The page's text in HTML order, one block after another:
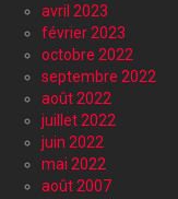
avril 2023
février 2023
octobre 2022
septembre 2022
août 2022
juillet 2022
juin 2022
mai 2022
août 2007